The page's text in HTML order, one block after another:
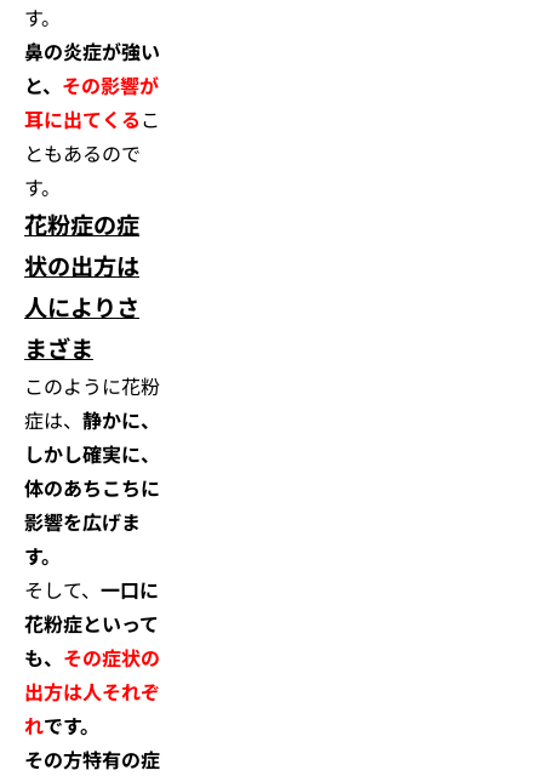
す。
鼻の炎症が強い
と、 その影響が
耳に出てくるこ
ともあるので
す。
花粉症の症
状の出方は
人によりさ
まざま
このように花粉
症は、 静かに、
しかし確実に、
体のあちこちに
影響を広げま
す。
そして、 一口に
花粉症といって
も、 その症状の
出方は人それぞ
れです。
その方特有の症